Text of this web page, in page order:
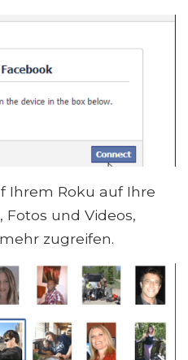
Ihrem Roku auf Ihre
Fotos und Videos,
zugreifen.